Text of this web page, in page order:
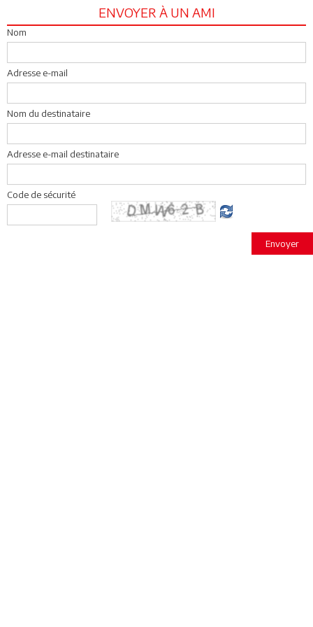
ENVOYER À UN AMI
Nom
Adresse e-mail
Nom du destinataire
Adresse e-mail destinataire
Code de sécurité
Envoyer